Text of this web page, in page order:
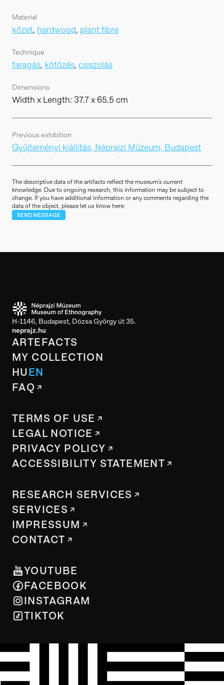
Material
kőzet, hardwood, plant fibre
Technique
faragás, kötözés, csiszolás
Dimensions
Width x Length: 37.7 x 65.5 cm
Previous exhibition
Gyűjteményi kiállítás, Néprajzi Múzeum, Budapest
The descriptive data of the artifacts reflect the museum's current
knowledge. Due to ongoing research, this information may be subject to
change. If you have additional information or any comments regarding the
data of the object, please let us know here:
SEND MESSAGE
H-1146, Budapest, Dózsa György út 35.
neprajz.hu
ARTEFACTS
MY COLLECTION
HUEN
FAQ
TERMS OF USE
LEGAL NOTICE
PRIVACY POLICY
ACCESSIBILITY STATEMENT
RESEARCH SERVICES
SERVICES
IMPRESSUM
CONTACT
YOUTUBE
FACEBOOK
INSTAGRAM
TIKTOK